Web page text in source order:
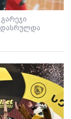
დასრულდა